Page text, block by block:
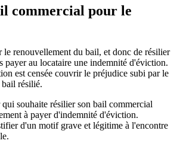
commercial pour le
le renouvellement du bail, et donc de résilier
payer au locataire une indemnité d'éviction.
est censée couvrir le préjudice subi par le
résilié.
souhaite résilier son bail commercial
à payer d'indemnité d'éviction.
d'un motif grave et légitime à l'encontre